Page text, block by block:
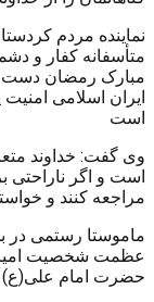
نماینده مردم
متأسفانه کفار و
مبارک رمضان دست
ایران اسلامی امنیت
است
وی گفت: خداوند
است و اگر ناراحتی
مراجعه کنند و
ماموستا رستمی در
عظمت شخصیت
حضرت امام علی(ع)